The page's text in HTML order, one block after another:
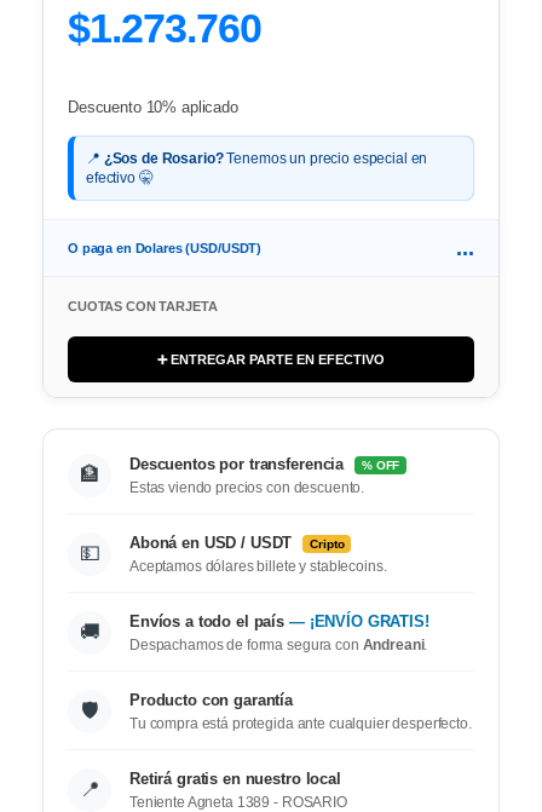
$1.273.760
Descuento 10% aplicado
📍 ¿Sos de Rosario?Tenemos un precio especial en
efectivo 🤫
O paga en Dolares (USD/USDT) ...
CUOTAS CON TARJETA
➕ ENTREGAR PARTE EN EFECTIVO
🏦 Descuentos por transferencia % OFF
Estas viendo precios con descuento.
💵 Aboná en USD / USDT Cripto
Aceptamos dólares billete y stablecoins.
🚚 Envíos a todo el país — ¡ENVÍO GRATIS!
Despachamos de forma segura con Andreani.
🛡️ Producto con garantía
Tu compra está protegida ante cualquier desperfecto.
📍 Retirá gratis en nuestro local
Teniente Agneta 1389 - ROSARIO